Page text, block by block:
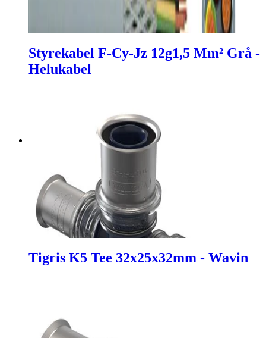
Styrekabel F-Cy-Jz 12g1,5 Mm² Grå -
Helukabel
Tigris K5 Tee 32x25x32mm - Wavin